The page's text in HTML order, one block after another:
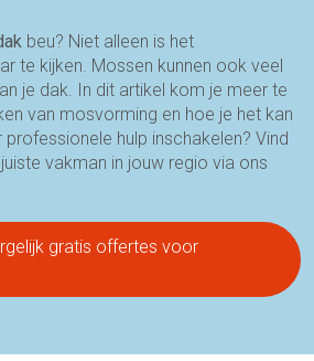
beu? Niet alleen is het
te kijken. Mossen kunnen ook veel
je dak. In dit artikel kom je meer te
van mosvorming en hoe je het kan
professionele hulp inschakelen? Vind
vakman in jouw regio via ons
gratis offertes voor